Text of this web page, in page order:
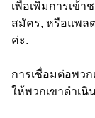
เพื่อเพิ่มการเข้
สมัคร, หรือแพล
ค่ะ.
การเชื่อมต่อพว
ให้พวกเขาดำเ